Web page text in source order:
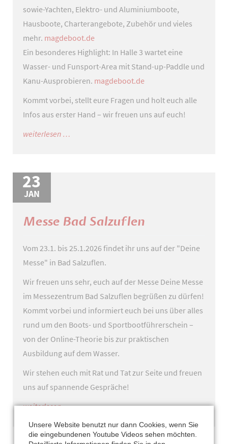
sowie-Yachten, Elektro- und Aluminiumboote,
Hausboote, Charterangebote, Zubehör und vieles
mehr. magdeboot.de
Ein besonderes Highlight: In Halle 3 wartet eine
Wasser- und Funsport-Area mit Stand-up-Paddle und
Kanu-Ausprobieren. magdeboot.de
Kommt vorbei, stellt eure Fragen und holt euch alle
Infos aus erster Hand – wir freuen uns auf euch!
weiterlesen …vom
sind
auf
der
vertreten!
23
JAN
Messe Bad Salzuflen
Vom 23.1. bis 25.1.2026 findet ihr uns auf der "Deine
Messe" in Bad Salzuflen.
Wir freuen uns sehr, euch auf der Messe Deine Messe
im Messezentrum Bad Salzuflen begrüßen zu dürfen!
Kommt vorbei und informiert euch bei uns über alles
rund um den Boots- und Sportbootführerschein –
von der Online-Theorie bis zur praktischen
Ausbildung auf dem Wasser.
Wir stehen euch mit Rat und Tat zur Seite und freuen
uns auf spannende Gespräche!
weiterlesen …messe
bad
salzuflen
Unsere Website benutzt nur dann Cookies, wenn Sie
die eingebundenen Youtube Videos sehen möchten.